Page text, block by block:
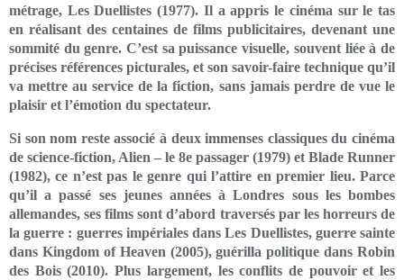
métrage, Les Duellistes (1977). Il a appris le cinéma sur le tas
en réalisant des centaines de films publicitaires, devenant une
sommité du genre. C’est sa puissance visuelle, souvent liée à de
précises références picturales, et son savoir-faire technique qu’il
va mettre au service de la fiction, sans jamais perdre de vue le
plaisir et l’émotion du spectateur.
Si son nom reste associé à deux immenses classiques du cinéma
de science-fiction, Alien – le 8e passager (1979) et Blade Runner
(1982), ce n’est pas le genre qui l’attire en premier lieu. Parce
qu’il a passé ses jeunes années à Londres sous les bombes
allemandes, ses films sont d’abord traversés par les horreurs de
la guerre : guerres impériales dans Les Duellistes, guerre sainte
dans Kingdom of Heaven (2005), guérilla politique dans Robin
des Bois (2010). Plus largement, les conflits de pouvoir et les